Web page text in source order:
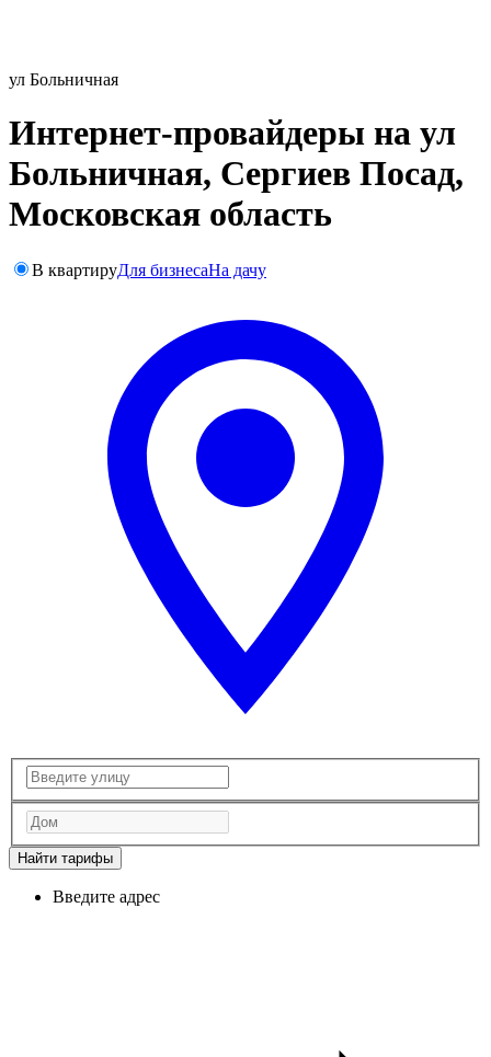
ул Больничная
Интернет-провайдеры на ул
Больничная, Сергиев Посад,
Московская область
В квартируДля бизнесаНа дачу
Найти тарифы
Введите адрес